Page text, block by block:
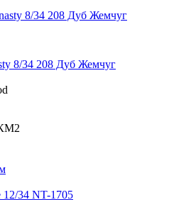
8/34 208 Дуб Жемчуг